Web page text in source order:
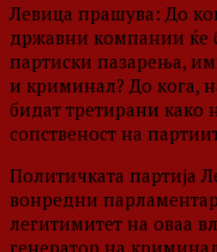
Левица прашува: До
државни компании ќе
партиски пазарења,
и криминал? До кога,
бидат третирани како
сопственост на
Политичката партија
вонредни
легитимитет на оваа